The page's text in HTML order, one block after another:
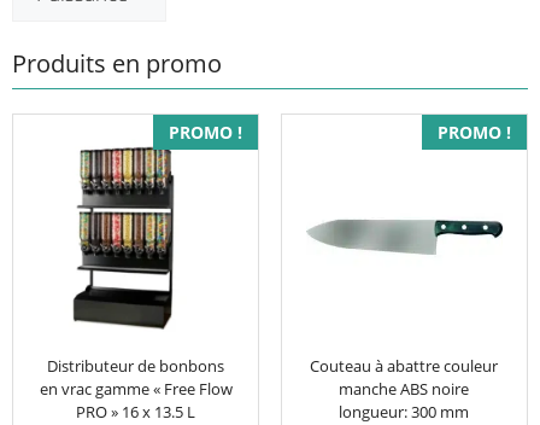
Produits en promo
PROMO !
Distributeur de bonbons
en vrac gamme « Free Flow
PRO » 16 x 13.5 L
PROMO !
Couteau à abattre couleur
manche ABS noire
longueur: 300 mm